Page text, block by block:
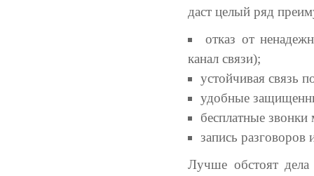
даст целый ряд
отказ от
канал связи);
устойчивая связь
удобные
бесплатные
запись
Лучше обстоят